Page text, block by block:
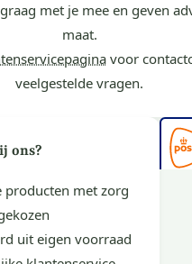
met je mee en geven
maat.
voor
veelgestelde vragen.
ons?
producten met zorg
uit eigen voorraad